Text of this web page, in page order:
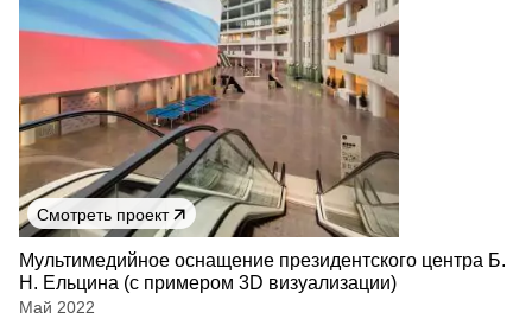
Смотреть проект
Мультимедийное оснащение президентского центра Б.
Н. Ельцина (с примером 3D визуализации)
Май 2022